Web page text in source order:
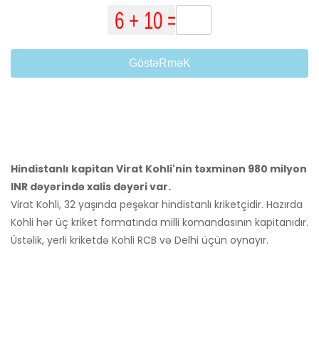
GöstəRməK
Hindistanlı kapitan Virat Kohli'nin təxminən 980 milyon
INR dəyərində xalis dəyəri var.
Virat Kohli, 32 yaşında peşəkar hindistanlı kriketçidir. Hazırda
Kohli hər üç kriket formatında milli komandasının kapitanıdır.
Üstəlik, yerli kriketdə Kohli RCB və Delhi üçün oynayır.